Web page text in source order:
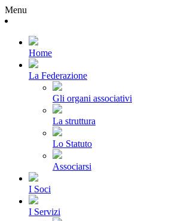
Menu
Home
La Federazione
Gli organi associativi
La struttura
Lo Statuto
Associarsi
I Soci
I Servizi